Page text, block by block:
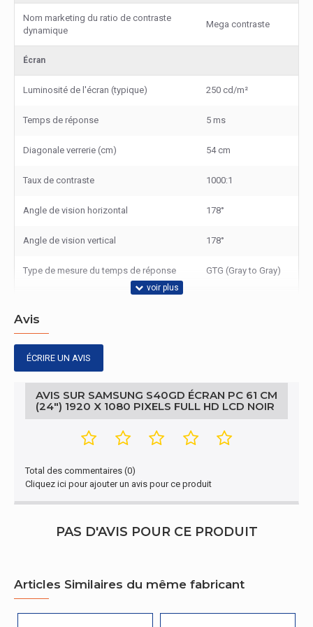
Nom marketing du ratio de contraste
dynamique
Mega contraste
Écran
Luminosité de l'écran (typique) 250 cd/m²
Temps de réponse 5 ms
Diagonale verrerie (cm) 54 cm
Taux de contraste 1000:1
Angle de vision horizontal 178°
Angle de vision vertical 178°
Type de mesure du temps de réponse GTG (Gray to Gray)
Couverture NTSC (normale)
Taille visualisable verticale
Taux de d'actualisation maximal 100 Hz
Forme d'écran Plat
Type HD Full HD
Ratio de format d'image 16:9
Conditions environnementales
Avis
ÉCRIRE UN AVIS
AVIS SUR SAMSUNG S40GD ÉCRAN PC 61 CM
(24") 1920 X 1080 PIXELS FULL HD LCD NOIR
Total des commentaires (0)
Cliquez ici pour ajouter un avis pour ce produit
PAS D'AVIS POUR CE PRODUIT
Articles Similaires du même fabricant